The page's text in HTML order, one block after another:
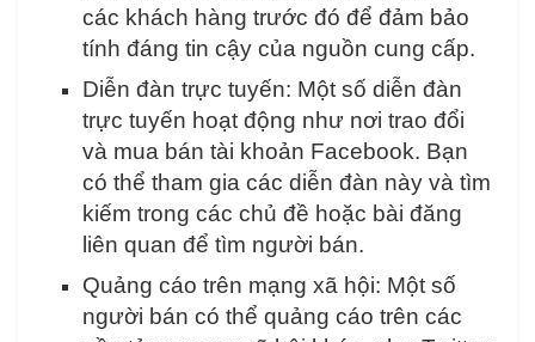
các khách hàng trước đó để đảm bảo
tính đáng tin cậy của nguồn cung cấp.
Diễn đàn trực tuyến: Một số diễn đàn
trực tuyến hoạt động như nơi trao đổi
và mua bán tài khoản Facebook. Bạn
có thể tham gia các diễn đàn này và tìm
kiếm trong các chủ đề hoặc bài đăng
liên quan để tìm người bán.
Quảng cáo trên mạng xã hội: Một số
người bán có thể quảng cáo trên các